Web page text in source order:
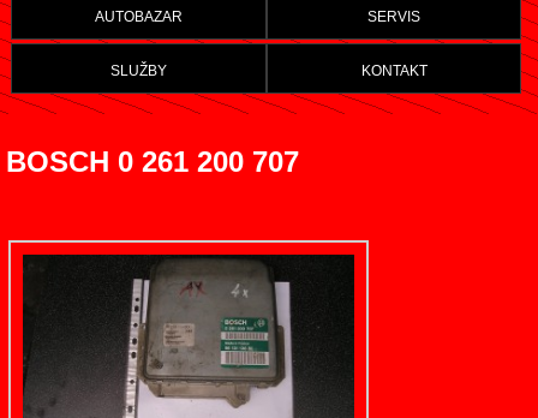
autobazar servis
služby kontakt
BOSCH 0 261 200 707